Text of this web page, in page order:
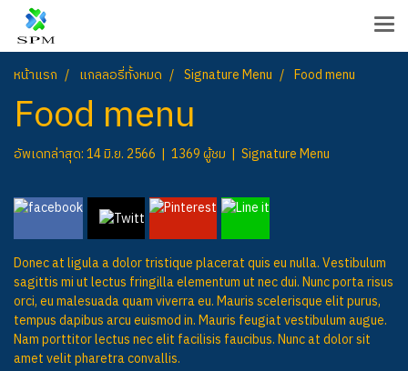
หน้าแรก แกลลอรี่ทั้งหมด Signature Menu Food menu
Food menu
อัพเดทล่าสุด: 14 มิ.ย. 2566 | 1369 ผู้ชม | Signature Menu
Donec at ligula a dolor tristique placerat quis eu nulla. Vestibulum
sagittis mi ut lectus fringilla elementum ut nec dui. Nunc porta risus
orci, eu malesuada quam viverra eu. Mauris scelerisque elit purus,
tempus dapibus arcu euismod in. Mauris feugiat vestibulum augue.
Nam porttitor lectus nec elit facilisis faucibus. Nunc at dolor sit
amet velit pharetra convallis.